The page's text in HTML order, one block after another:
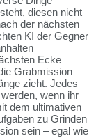
diesen nicht
der nächsten
KI der Gegner
Ecke
Grabmission
zieht. Jedes
wenn ihr
dem ultimativen
zu Grinden
sein – egal wie